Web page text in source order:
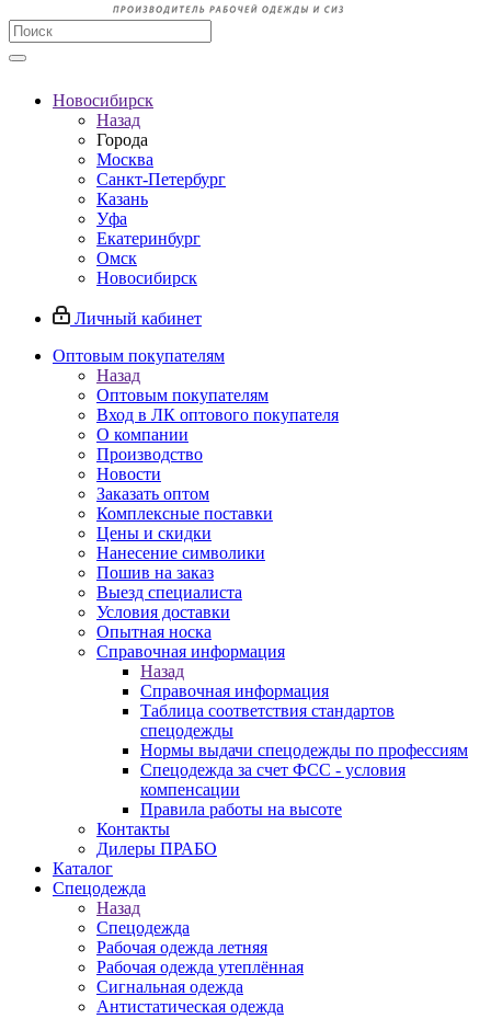
Новосибирск
Назад
Города
Москва
Санкт-Петербург
Казань
Уфа
Екатеринбург
Омск
Новосибирск
Личный кабинет
Оптовым покупателям
Назад
Оптовым покупателям
Вход в ЛК оптового покупателя
О компании
Производство
Новости
Заказать оптом
Комплексные поставки
Цены и скидки
Нанесение символики
Пошив на заказ
Выезд специалиста
Условия доставки
Опытная носка
Справочная информация
Назад
Справочная информация
Таблица соответствия стандартов
спецодежды
Нормы выдачи спецодежды по профессиям
Спецодежда за счет ФСС - условия
компенсации
Правила работы на высоте
Контакты
Дилеры ПРАБО
Каталог
Спецодежда
Назад
Спецодежда
Рабочая одежда летняя
Рабочая одежда утеплённая
Сигнальная одежда
Антистатическая одежда